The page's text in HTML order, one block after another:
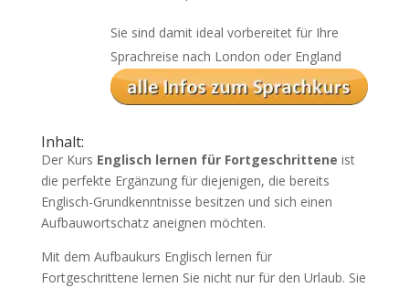
Sie sind damit ideal vorbereitet für Ihre
Sprachreise nach London oder England
Inhalt:
Der Kurs Englisch lernen für Fortgeschrittene ist
die perfekte Ergänzung für diejenigen, die bereits
Englisch-Grundkenntnisse besitzen und sich einen
Aufbauwortschatz aneignen möchten.
Mit dem Aufbaukurs Englisch lernen für
Fortgeschrittene lernen Sie nicht nur für den Urlaub. Sie